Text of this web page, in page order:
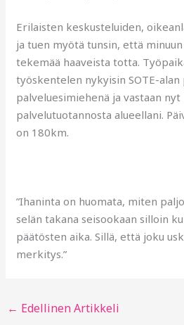
Erilaisten keskusteluiden,
ja tuen myötä tunsin, että
tekemää haaveista totta.
työskentelen nykyisin SOTE-
palveluesimiehenä ja vastaan nyt
palvelutuotannosta alueellani.
on 180km.
”Ihaninta on huomata, miten
selän takana seisookaan silloin
päätösten aika. Sillä, että joku
merkitys.”
← Edellinen Artikkeli